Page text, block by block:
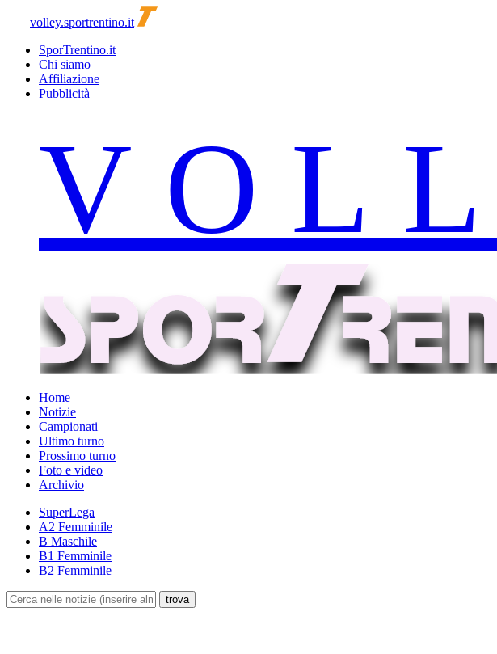
volley.sportrentino.it
SporTrentino.it
Chi siamo
Affiliazione
Pubblicità
Home
Notizie
Campionati
Ultimo turno
Prossimo turno
Foto e video
Archivio
SuperLega
A2 Femminile
B Maschile
B1 Femminile
B2 Femminile